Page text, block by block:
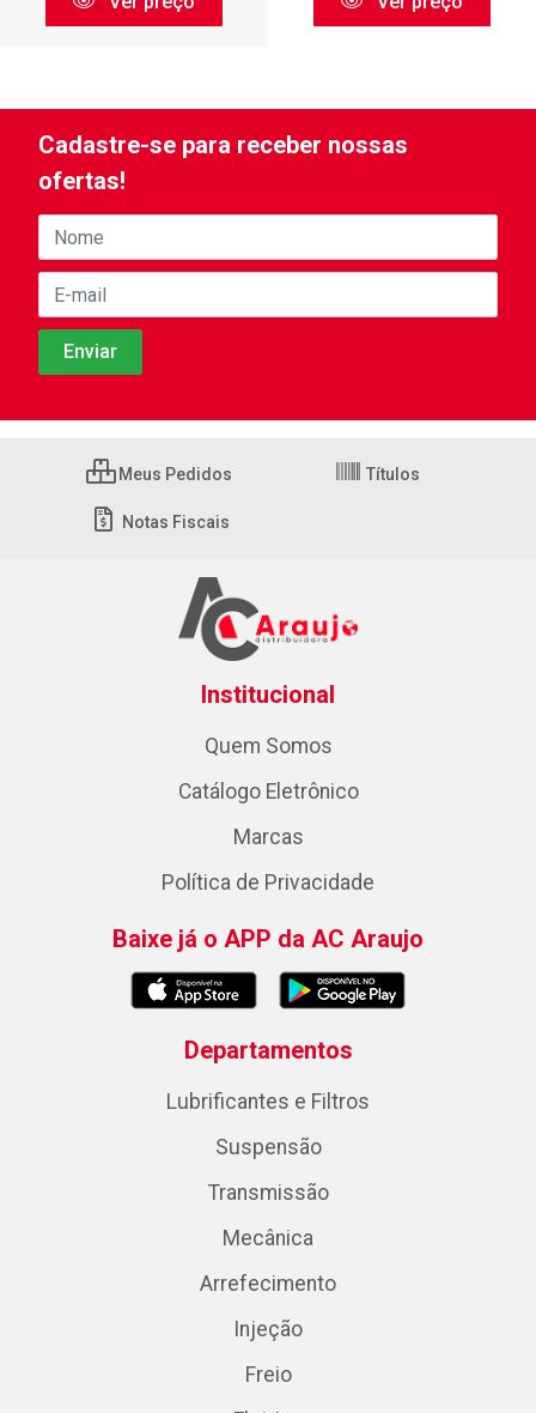
Cadastre-se para receber nossas
ofertas!
Meus Pedidos Títulos
Notas Fiscais
Institucional
Quem Somos
Catálogo Eletrônico
Marcas
Política de Privacidade
Baixe já o APP da AC Araujo
Departamentos
Lubrificantes e Filtros
Suspensão
Transmissão
Mecânica
Arrefecimento
Injeção
Freio